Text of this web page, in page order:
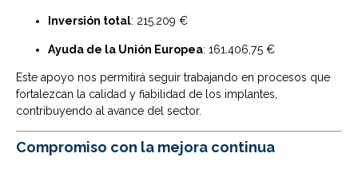
Inversión total: 215.209 €
Ayuda de la Unión Europea: 161.406,75 €
Este apoyo nos permitirá seguir trabajando en procesos que
fortalezcan la calidad y fiabilidad de los implantes,
contribuyendo al avance del sector.
Compromiso con la mejora continua